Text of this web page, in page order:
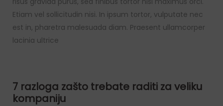
Etiam vel sollicitudin nisi. In ipsum tortor, vulputate nec
est in, pharetra malesuada diam. Praesent ullamcorper
lacinia ultrice
7 razloga zašto trebate raditi za veliku
kompaniju